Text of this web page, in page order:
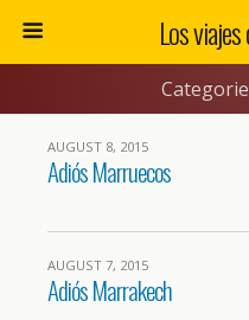
Los
AUGUST 8, 2015
Adiós Marruecos
AUGUST 7, 2015
Adiós Marrakech